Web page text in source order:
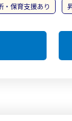
・保育支援あり